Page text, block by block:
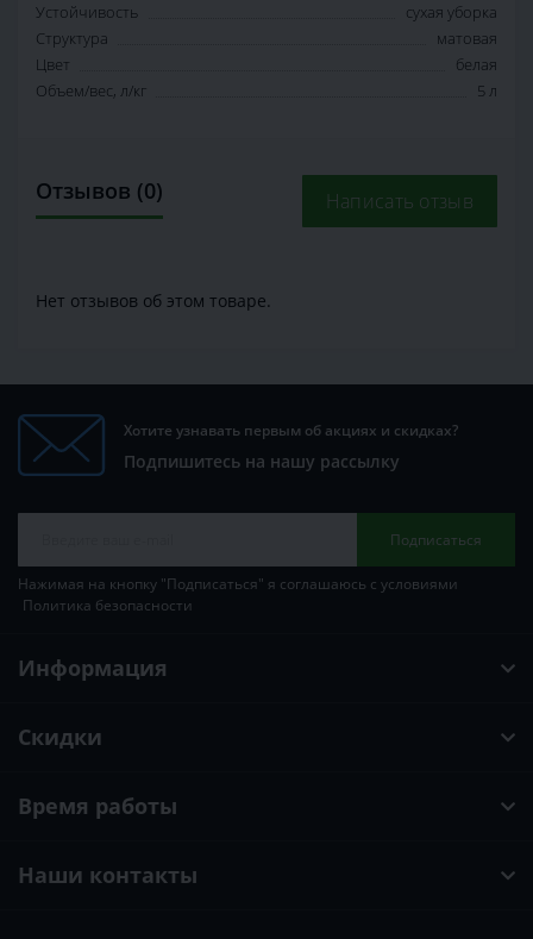
Устойчивость
сухая уборка
Структура
матовая
Цвет
белая
Объем/вес, л/кг
5 л
Отзывов (0) Написать отзыв
Нет отзывов об этом товаре.
Хотите узнавать первым об акциях и скидках?
Подпишитесь на нашу рассылку
Подписаться
Нажимая на кнопку "Подписаться" я соглашаюсь с условиями
Политика безопасности
Информация
Скидки
Время работы
Наши контакты